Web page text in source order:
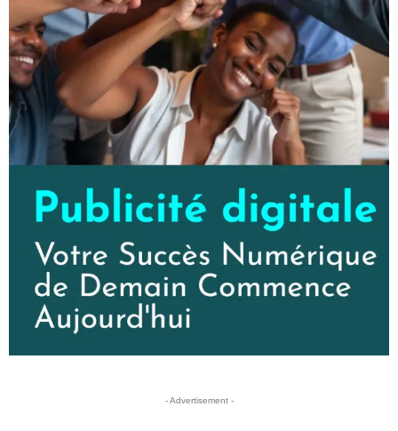
- Advertisement -